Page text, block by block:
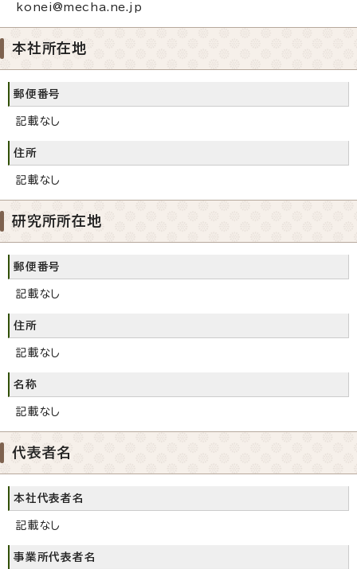
konei@mecha.ne.jp
本社所在地
郵便番号
記載なし
住所
記載なし
研究所所在地
郵便番号
記載なし
住所
記載なし
名称
記載なし
代表者名
本社代表者名
記載なし
事業所代表者名